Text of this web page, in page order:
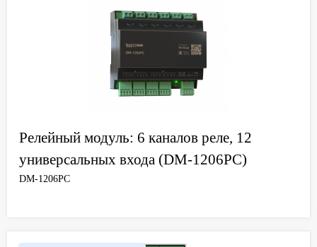
Релейный модуль: 6 каналов реле, 12
универсальных входа (DM-1206PC)
DM-1206PC